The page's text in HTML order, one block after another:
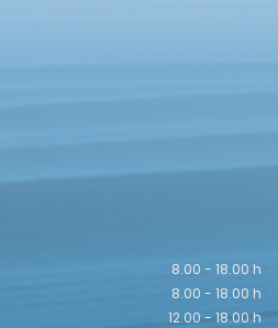
8.00 - 18.00 h
8.00 - 18.00 h
12.00 - 18.00 h